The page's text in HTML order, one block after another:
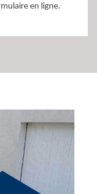
en ligne.